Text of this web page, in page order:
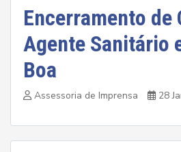
Encerramento de
Agente Sanitário
Boa
Assessoria de Imprensa 28